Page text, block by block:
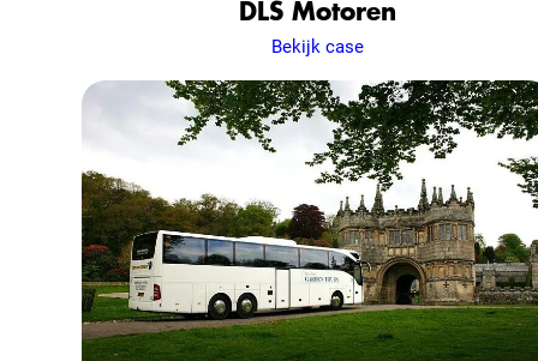
DLS Motoren
Bekijk case